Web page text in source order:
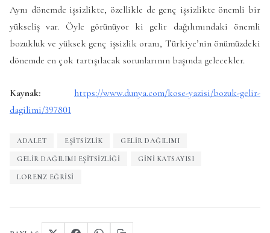
Aynı dönemde işsizlikte, özellikle de genç işsizlikte önemli bir
yükseliş var. Öyle görünüyor ki gelir dağılımındaki önemli
bozukluk ve yüksek genç işsizlik oranı, Türkiye’nin önümüzdeki
dönemde en çok tartışılacak sorunlarının başında gelecekler.
Kaynak:
https://www.dunya.com/kose-yazisi/bozuk-gelir-
dagilimi/397801
ADALET EŞITSIZLIK GELIR DAĞILIMI
GELIR DAĞILIMI EŞITSIZLIĞI GINI KATSAYISI
LORENZ EĞRISI